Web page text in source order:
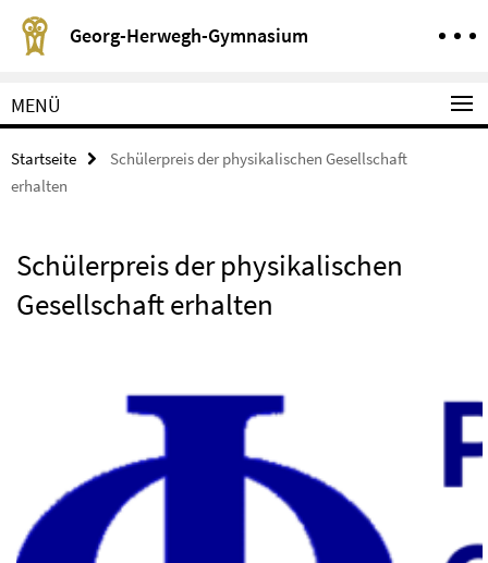
Springe direkt zu Inhalt
Georg-Herwegh-Gymnasium
Service-Navigation
MENÜ
Startseite
Schülerpreis der physikalischen Gesellschaft
erhalten
Schülerpreis der physikalischen
Gesellschaft erhalten